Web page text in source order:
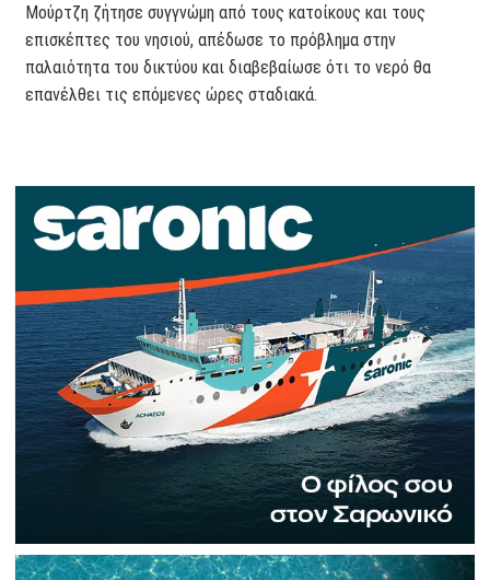
Μούρτζη ζήτησε συγγνώμη από τους κατοίκους και τους
επισκέπτες του νησιού, απέδωσε το πρόβλημα στην
παλαιότητα του δικτύου και διαβεβαίωσε ότι το νερό θα
επανέλθει τις επόμενες ώρες σταδιακά.